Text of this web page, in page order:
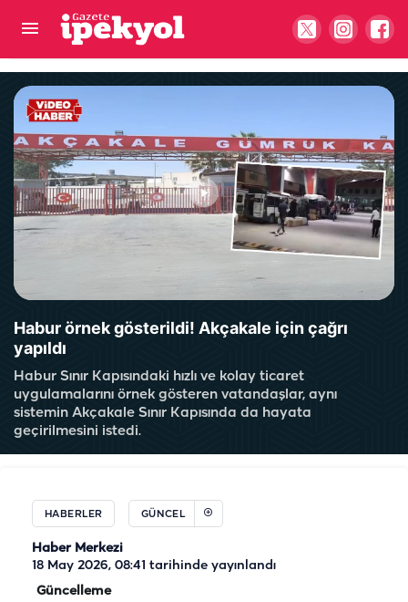
Habur örnek gösterildi! Akçakale için çağrı
yapıldı
Habur Sınır Kapısındaki hızlı ve kolay ticaret
uygulamalarını örnek gösteren vatandaşlar, aynı
sistemin Akçakale Sınır Kapısında da hayata
geçirilmesini istedi.
HABERLER GÜNCEL
Haber Merkezi
18 May 2026, 08:41 tarihinde yayınlandı
Güncelleme
Bakan Gürlek’ten “Terörsüz Türkiye” mesajı: Milli
devlet politikamızdır